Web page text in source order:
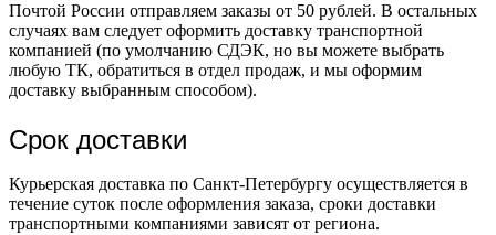
Почтой России отправляем заказы от 50 рублей. В остальных
случаях вам следует оформить доставку транспортной
компанией (по умолчанию СДЭК, но вы можете выбрать
любую ТК, обратиться в отдел продаж, и мы оформим
доставку выбранным способом).
Срок доставки
Курьерская доставка по Санкт-Петербургу осуществляется в
течение суток после оформления заказа, сроки доставки
транспортными компаниями зависят от региона.